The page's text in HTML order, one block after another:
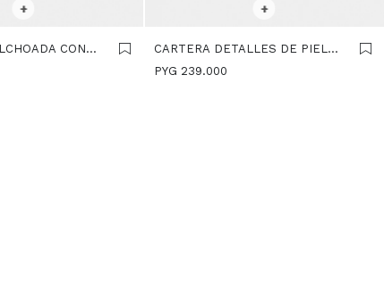
+
CON
- BURDEOS
+
CARTERA DETALLES DE PIEL
CON SOLAPA - MARRON
PYG 239.000